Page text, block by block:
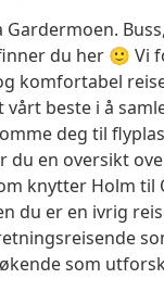
du her 🙂 Vi
komfortabel
beste i å
deg til
du en oversikt
knytter Holm til
du er en ivrig
som